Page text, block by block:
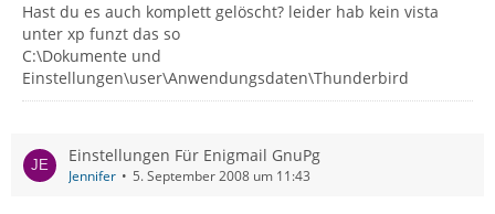
Hast du es auch komplett gelöscht? leider hab kein vista
unter xp funzt das so
C:\Dokumente und
Einstellungen\user\Anwendungsdaten\Thunderbird
Einstellungen Für Enigmail GnuPg
Jennifer 5. September 2008 um 11:43